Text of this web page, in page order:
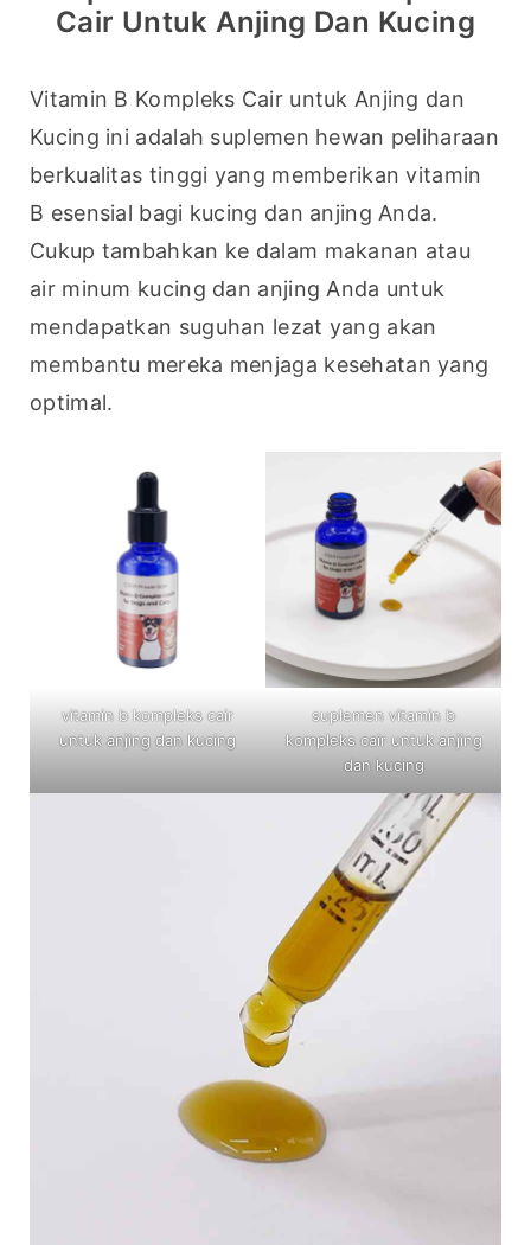
Cair Untuk Anjing Dan Kucing
Vitamin B Kompleks Cair untuk Anjing dan
Kucing ini adalah suplemen hewan peliharaan
berkualitas tinggi yang memberikan vitamin
B esensial bagi kucing dan anjing Anda.
Cukup tambahkan ke dalam makanan atau
air minum kucing dan anjing Anda untuk
mendapatkan suguhan lezat yang akan
membantu mereka menjaga kesehatan yang
optimal.
vitamin b kompleks cair
untuk anjing dan kucing
suplemen vitamin b
kompleks cair untuk anjing
dan kucing